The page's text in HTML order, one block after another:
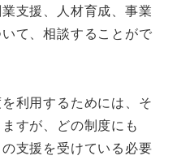
支援、人材育成、事業
て、相談することがで
利用するためには、そ
すが、どの制度にも
支援を受けている必要